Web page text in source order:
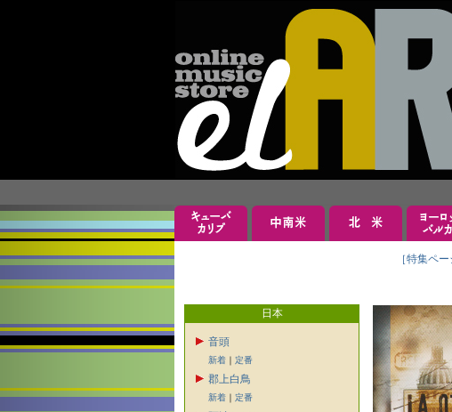
［特集ペー
日本
音頭
新着 ｜ 定番
郡上白鳥
新着 ｜ 定番